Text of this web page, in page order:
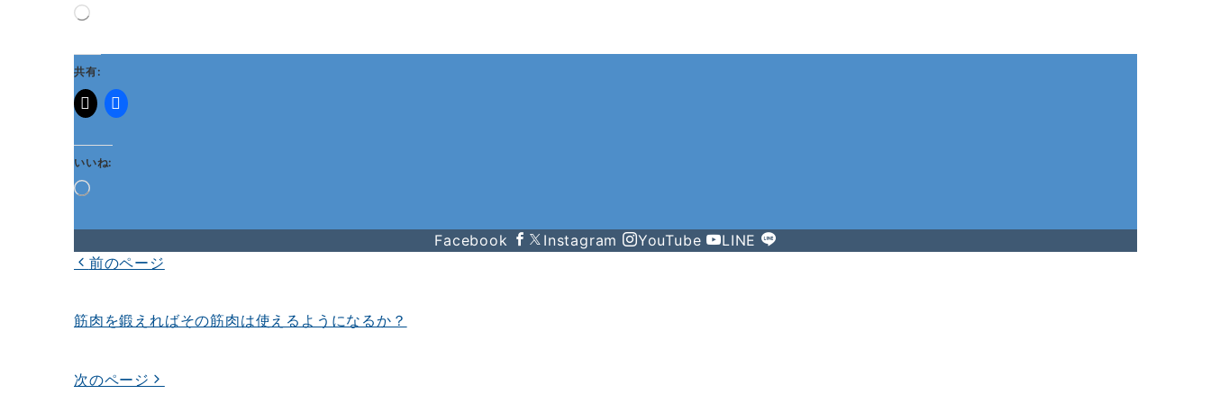
読
み
中…
共有:
いいね:
読
中…
Facebook Instagram YouTube LINE
投
ナ
ゲ
前のページ
筋肉を鍛えればその筋肉は使えるようになるか？
次のページ